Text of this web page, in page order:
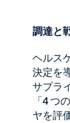
調達と
ヘルス
決定を
サプラ
「4 つ
ヤを評